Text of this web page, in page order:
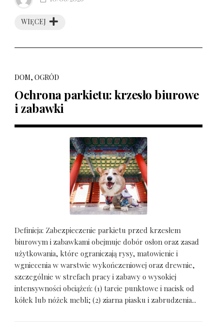
WIĘCEJ
DOM, OGRÓD
Ochrona parkietu: krzesło biurowe
i zabawki
Definicja: Zabezpieczenie parkietu przed krzesłem
biurowym i zabawkami obejmuje dobór osłon oraz zasad
użytkowania, które ograniczają rysy, matowienie i
wgniecenia w warstwie wykończeniowej oraz drewnie,
szczególnie w strefach pracy i zabawy o wysokiej
intensywności obciążeń: (1) tarcie punktowe i nacisk od
kółek lub nóżek mebli; (2) ziarna piasku i zabrudzenia...